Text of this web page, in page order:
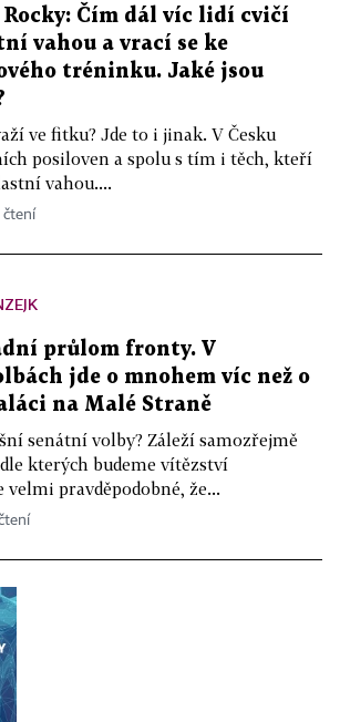
Čím dál víc lidí cvičí
vahou a vrací se ke
tréninku. Jaké jsou
ve fitku? Jde to i jinak. V Česku
posiloven a spolu s tím i těch, kteří
vahou....
čtení
průlom fronty. V
jde o mnohem víc než o
na Malé Straně
senátní volby? Záleží samozřejmě
kterých budeme vítězství
velmi pravděpodobné, že...